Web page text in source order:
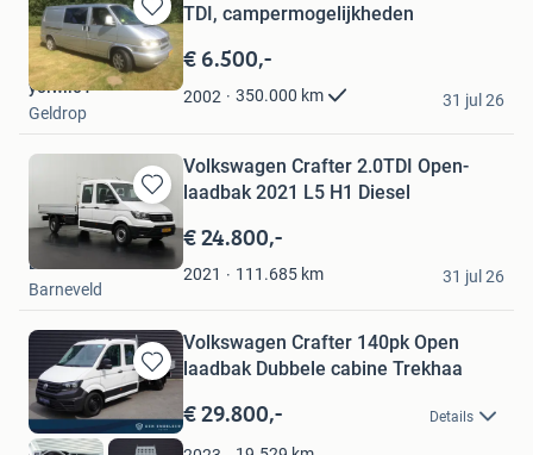
Bewaren
in
Mijn
Favorieten
TDI, campermogelijkheden
€ 6.500,-
2002 350.000 km
yolwil01
Geldrop
31 jul 26
Bewaren
in
Mijn
Favorieten
Volkswagen Crafter 2.0TDI Open-
laadbak 2021 L5 H1 Diesel
€ 24.800,-
2021 111.685 km
Dutchvans.com
Barneveld
31 jul 26
Bewaren
in
Mijn
Favorieten
Volkswagen Crafter 140pk Open
laadbak Dubbele cabine Trekhaa
€ 29.800,- Details